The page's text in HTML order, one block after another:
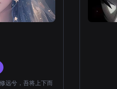
远兮，吾将上下而